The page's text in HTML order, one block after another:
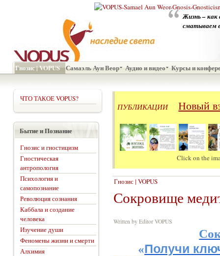
Жизнь – как
сматываем
Гнозис | VOPUS Самаэль Аун Веор Аудио и видео Курсы и
ПУБЛИКАЦИИ Новый
Click on the
Гнозис | VOPUS
Сокровище
Written by Editor VOPUS
«Получи
ЧТО ТАКОЕ VOPUS?
Бытие и Познание
Гнозис и гностицизм
Гностическая
антропология
Психология и
самопознание
Революция сознания
Каббала и создание
человека
Изучение души
Феномены жизни и смерти
Алхимия